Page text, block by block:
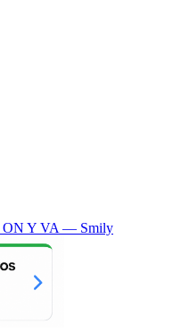
ON Y VA — Smily